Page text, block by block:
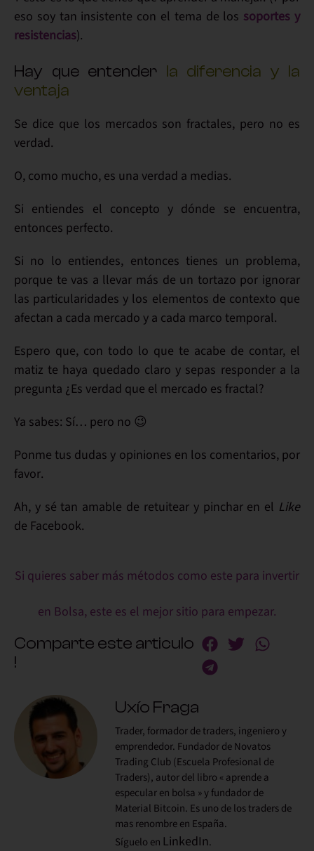
eso soy tan insistente con el tema de los soportes y
resistencias).
Hay que entender la diferencia y la
ventaja
Se dice que los mercados son fractales, pero no es
verdad.
O, como mucho, es una verdad a medias.
Si entiendes el concepto y dónde se encuentra,
entonces perfecto.
Si no lo entiendes, entonces tienes un problema,
porque te vas a llevar más de un tortazo por ignorar
las particularidades y los elementos de contexto que
afectan a cada mercado y a cada marco temporal.
Espero que, con todo lo que te acabe de contar, el
matiz te haya quedado claro y sepas responder a la
pregunta ¿Es verdad que el mercado es fractal?
Ya sabes: Sí… pero no 😉
Ponme tus dudas y opiniones en los comentarios, por
favor.
Ah, y sé tan amable de retuiteary pinchar en el Like
de Facebook.
Si quieres saber más métodos como este para invertir
en Bolsa, este es el mejor sitio para empezar.
Comparte este articulo
!
Uxío Fraga
Trader, formador de traders, ingeniero y
emprendedor. Fundador de Novatos
Trading Club (Escuela Profesional de
Traders), autor del libro « aprende a
especular en bolsa » y fundador de
Material Bitcoin. Es uno de los traders de
mas renombre en España.
Síguelo en LinkedIn.